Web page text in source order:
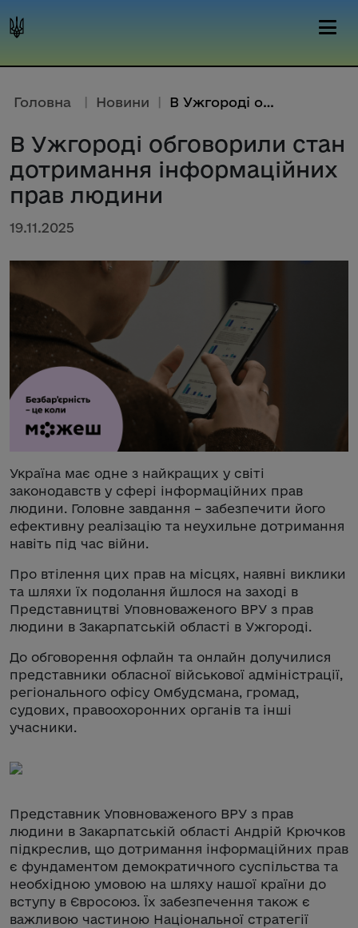
Головна | Новини | В Ужгороді обговорили стан дот...
В Ужгороді обговорили стан
дотримання інформаційних
прав людини
19.11.2025
Україна має одне з найкращих у світі
законодавств у сфері інформаційних прав
людини. Головне завдання – забезпечити його
ефективну реалізацію та неухильне дотримання
навіть під час війни.
Про втілення цих прав на місцях, наявні виклики
та шляхи їх подолання йшлося на заході в
Представництві Уповноваженого ВРУ з прав
людини в Закарпатській області в Ужгороді.
До обговорення офлайн та онлайн долучилися
представники обласної військової адміністрації,
регіонального офісу Омбудсмана, громад,
судових, правоохоронних органів та інші
учасники.
Представник Уповноваженого ВРУ з прав
людини в Закарпатській області Андрій Крючков
підкреслив, що дотримання інформаційних прав
є фундаментом демократичного суспільства та
необхідною умовою на шляху нашої країни до
вступу в Євросоюз. Їх забезпечення також є
важливою частиною Національної стратегії